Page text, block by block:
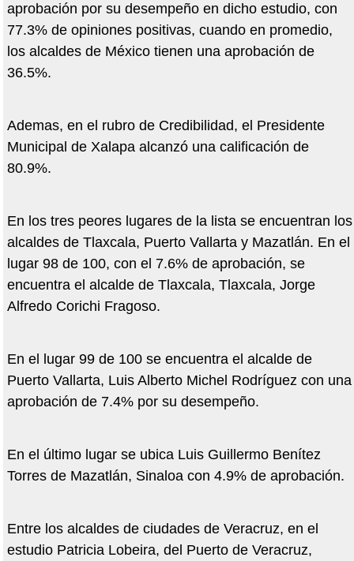
aprobación por su desempeño en dicho estudio, con
77.3% de opiniones positivas, cuando en promedio,
los alcaldes de México tienen una aprobación de
36.5%.
Ademas, en el rubro de Credibilidad, el Presidente
Municipal de Xalapa alcanzó una calificación de
80.9%.
En los tres peores lugares de la lista se encuentran los
alcaldes de Tlaxcala, Puerto Vallarta y Mazatlán. En el
lugar 98 de 100, con el 7.6% de aprobación, se
encuentra el alcalde de Tlaxcala, Tlaxcala, Jorge
Alfredo Corichi Fragoso.
En el lugar 99 de 100 se encuentra el alcalde de
Puerto Vallarta, Luis Alberto Michel Rodríguez con una
aprobación de 7.4% por su desempeño.
En el último lugar se ubica Luis Guillermo Benítez
Torres de Mazatlán, Sinaloa con 4.9% de aprobación.
Entre los alcaldes de ciudades de Veracruz, en el
estudio Patricia Lobeira, del Puerto de Veracruz,